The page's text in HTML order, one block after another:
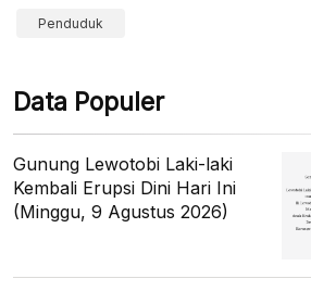
Penduduk
Data Populer
Gunung Lewotobi Laki-laki
Kembali Erupsi Dini Hari Ini
(Minggu, 9 Agustus 2026)